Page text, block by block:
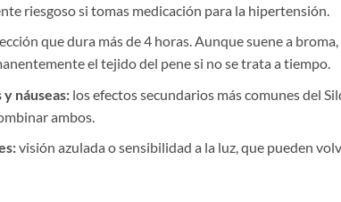
riesgoso si tomas medicación para la hipertensión.
que dura más de 4 horas. Aunque suene a
el tejido del pene si no se trata a tiempo.
náuseas:los efectos secundarios más comunes del
ambos.
visión azulada o sensibilidad a la luz, que pueden